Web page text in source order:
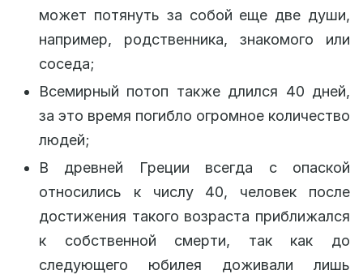
может потянуть за собой еще две души,
например, родственника, знакомого или
соседа;
Всемирный потоп также длился 40 дней,
за это время погибло огромное количество
людей;
В древней Греции всегда с опаской
относились к числу 40, человек после
достижения такого возраста приближался
к собственной смерти, так как до
следующего юбилея доживали лишь